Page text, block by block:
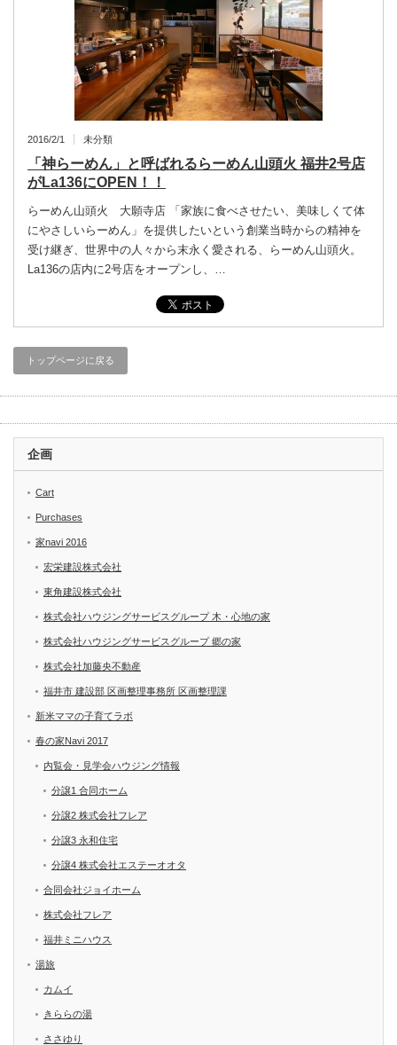
2016/2/1 未分類
「神らーめん」と呼ばれるらーめん山頭火 福井2号店
がLa136にOPEN！！
らーめん山頭火 大願寺店 「家族に食べさせたい、美味しくて体
にやさしいらーめん」を提供したいという創業当時からの精神を
受け継ぎ、世界中の人々から末永く愛される、らーめん山頭火。
La136の店内に2号店をオープンし、…
トップページに戻る
企画
Cart
Purchases
家navi 2016
宏栄建設株式会社
東角建設株式会社
株式会社ハウジングサービスグループ 木・心地の家
株式会社ハウジングサービスグループ 郷の家
株式会社加藤央不動産
福井市 建設部 区画整理事務所 区画整理課
新米ママの子育てラボ
春の家Navi 2017
内覧会・見学会ハウジング情報
分譲1 合同ホーム
分譲2 株式会社フレア
分譲3 永和住宅
分譲4 株式会社エステーオオタ
合同会社ジョイホーム
株式会社フレア
福井ミニハウス
湯旅
カムイ
きららの湯
ささゆり